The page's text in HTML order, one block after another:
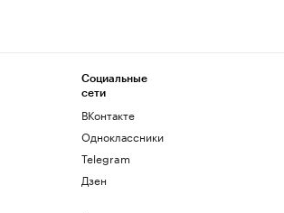
Социальные
сети
ВКонтакте
Одноклассники
Telegram
Дзен